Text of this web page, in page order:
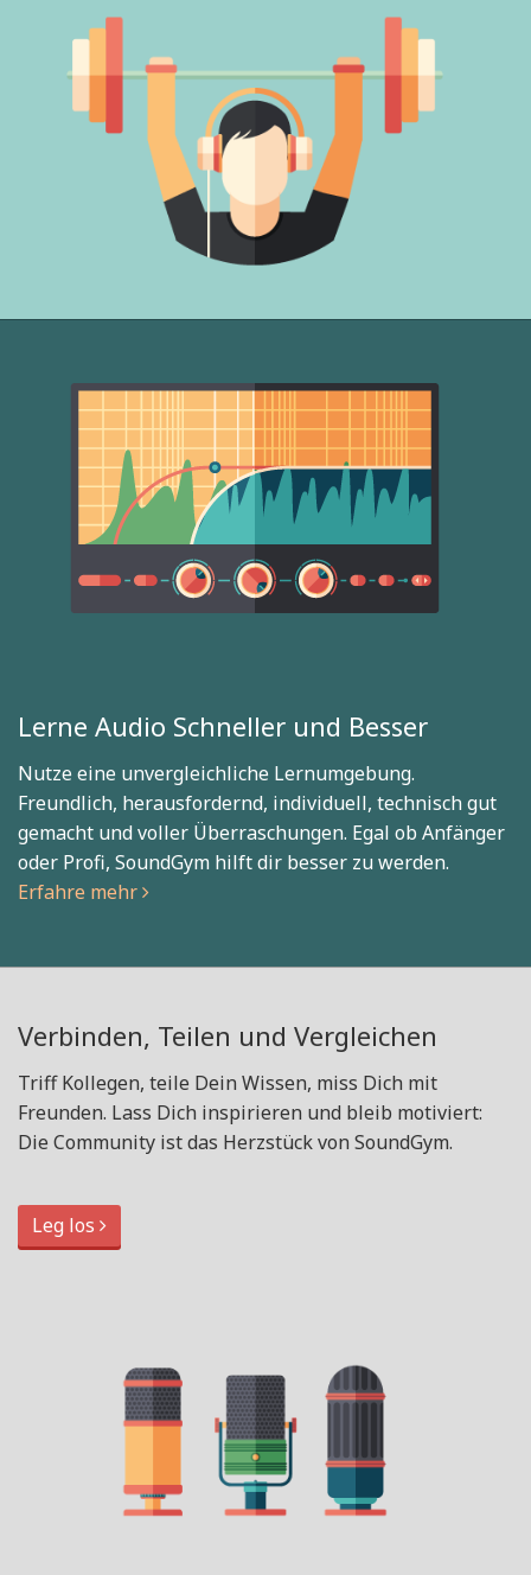
Lerne Audio Schneller und Besser
Nutze eine unvergleichliche Lernumgebung.
Freundlich, herausfordernd, individuell, technisch gut
gemacht und voller Überraschungen. Egal ob Anfänger
oder Profi, SoundGym hilft dir besser zu werden.
Erfahre mehr
Verbinden, Teilen und Vergleichen
Triff Kollegen, teile Dein Wissen, miss Dich mit
Freunden. Lass Dich inspirieren und bleib motiviert:
Die Community ist das Herzstück von SoundGym.
Leg los